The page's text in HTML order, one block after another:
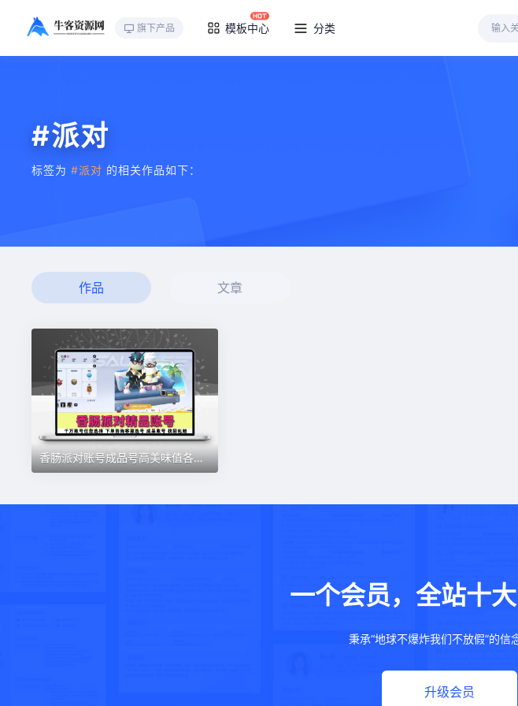
旗下产品 模板中心 分类
#派对
标签为 #派对 的相关作品如下：
作品 文章
香肠派对账号成品号高美味值各种皮肤小丑巅峰段位永久
一个会员，全站十
秉承“地球不爆炸我们不放假”的信
升级会员